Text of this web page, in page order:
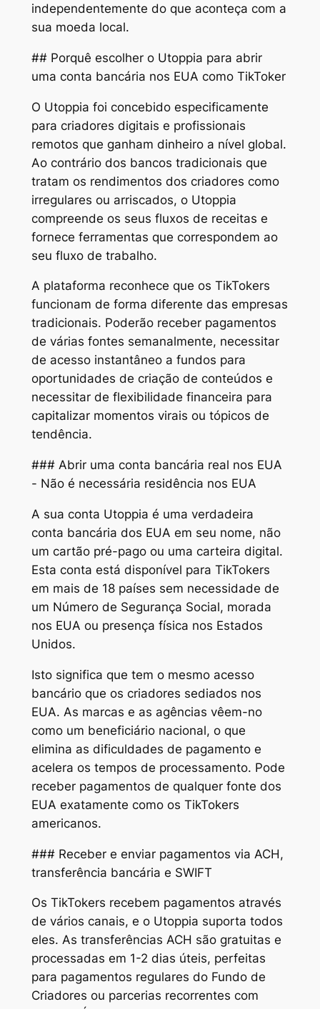
independentemente do que aconteça com a
sua moeda local.
## Porquê escolher o Utoppia para abrir
uma conta bancária nos EUA como TikToker
O Utoppia foi concebido especificamente
para criadores digitais e profissionais
remotos que ganham dinheiro a nível global.
Ao contrário dos bancos tradicionais que
tratam os rendimentos dos criadores como
irregulares ou arriscados, o Utoppia
compreende os seus fluxos de receitas e
fornece ferramentas que correspondem ao
seu fluxo de trabalho.
A plataforma reconhece que os TikTokers
funcionam de forma diferente das empresas
tradicionais. Poderão receber pagamentos
de várias fontes semanalmente, necessitar
de acesso instantâneo a fundos para
oportunidades de criação de conteúdos e
necessitar de flexibilidade financeira para
capitalizar momentos virais ou tópicos de
tendência.
### Abrir uma conta bancária real nos EUA
- Não é necessária residência nos EUA
A sua conta Utoppia é uma verdadeira
conta bancária dos EUA em seu nome, não
um cartão pré-pago ou uma carteira digital.
Esta conta está disponível para TikTokers
em mais de 18 países sem necessidade de
um Número de Segurança Social, morada
nos EUA ou presença física nos Estados
Unidos.
Isto significa que tem o mesmo acesso
bancário que os criadores sediados nos
EUA. As marcas e as agências vêem-no
como um beneficiário nacional, o que
elimina as dificuldades de pagamento e
acelera os tempos de processamento. Pode
receber pagamentos de qualquer fonte dos
EUA exatamente como os TikTokers
americanos.
### Receber e enviar pagamentos via ACH,
transferência bancária e SWIFT
Os TikTokers recebem pagamentos através
de vários canais, e o Utoppia suporta todos
eles. As transferências ACH são gratuitas e
processadas em 1-2 dias úteis, perfeitas
para pagamentos regulares do Fundo de
Criadores ou parcerias recorrentes com